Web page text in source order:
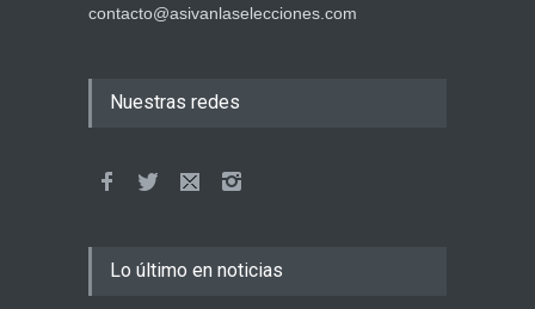
contacto@asivanlaselecciones.com
Nuestras redes
Lo último en noticias